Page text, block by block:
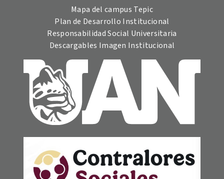
Mapa del campus Tepic
Plan de Desarrollo Institucional
Responsabilidad Social Universitaria
Descargables Imagen Institucional